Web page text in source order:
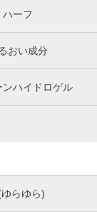
ハーフ
おい成分
ンハイドロゲル
らゆら)